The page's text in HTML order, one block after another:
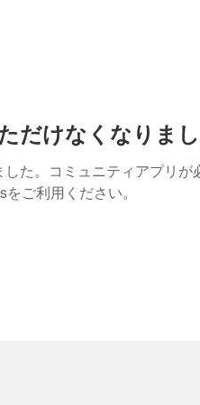
だけなくなりま
た。コミュニティアプリが
ご利用ください。